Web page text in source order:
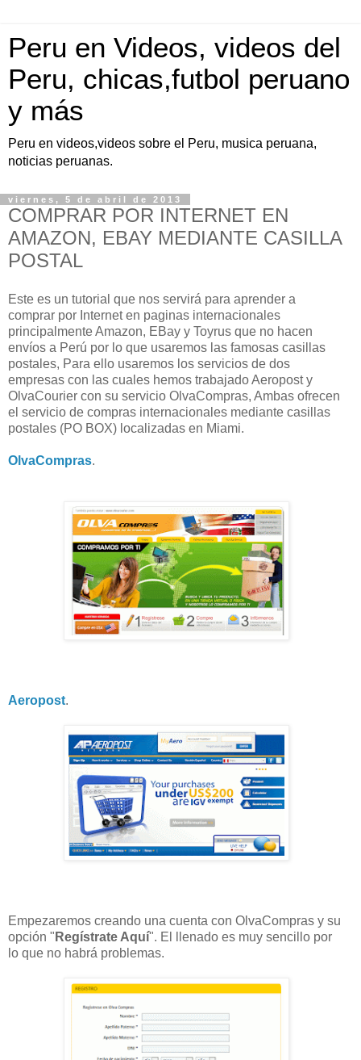
Peru en Videos, videos del
Peru, chicas,futbol peruano
y más
Peru en videos,videos sobre el Peru, musica peruana,
noticias peruanas.
viernes, 5 de abril de 2013
COMPRAR POR INTERNET EN
AMAZON, EBAY MEDIANTE CASILLA
POSTAL
Este es un tutorial que nos servirá para aprender a
comprar por Internet en paginas internacionales
principalmente Amazon, EBay y Toyrus que no hacen
envíos a Perú por lo que usaremos las famosas casillas
postales, Para ello usaremos los servicios de dos
empresas con las cuales hemos trabajado Aeropost y
OlvaCourier con su servicio OlvaCompras, Ambas ofrecen
el servicio de compras internacionales mediante casillas
postales (PO BOX) localizadas en Miami.
OlvaCompras.
Aeropost.
Empezaremos creando una cuenta con OlvaCompras y su
opción " Regístrate Aquí". El llenado es muy sencillo por
lo que no habrá problemas.